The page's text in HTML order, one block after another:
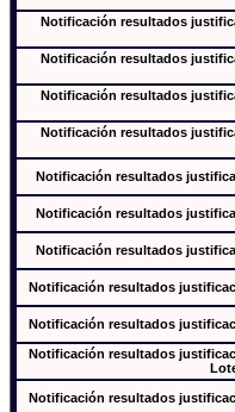
Notificación resultados
Notificación resultados
Notificación resultados
Notificación resultados
Notificación resultados
Notificación resultados
Notificación resultados
Notificación resultados
Notificación resultados
Notificación resultados
Notificación resultados